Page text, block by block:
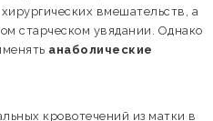
вмешательств, а
старческом увядании. Однако
анаболические
кровотечений из матки в